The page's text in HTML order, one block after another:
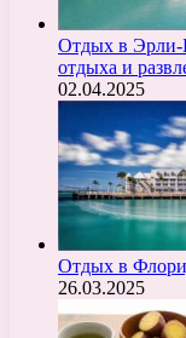
Отдых в Эрли-
отдыха и
02.04.2025
Отдых в
26.03.2025